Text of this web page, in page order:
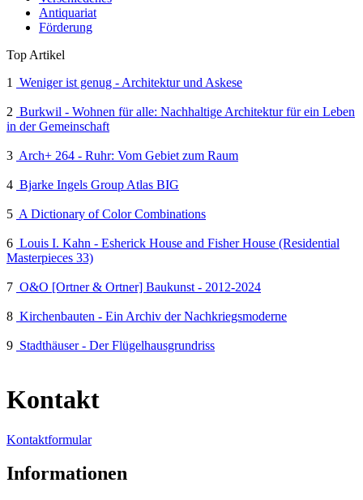
Antiquariat
Förderung
Top Artikel
1
Weniger ist genug - Architektur und Askese
2 Burkwil - Wohnen für alle: Nachhaltige Architektur für ein Leben
in der Gemeinschaft
3 Arch+ 264 - Ruhr: Vom Gebiet zum Raum
4 Bjarke Ingels Group Atlas BIG
5 A Dictionary of Color Combinations
6 Louis I. Kahn - Esherick House and Fisher House (Residential
Masterpieces 33)
7 O&O [Ortner & Ortner] Baukunst - 2012-2024
8 Kirchenbauten - Ein Archiv der Nachkriegsmoderne
9 Stadthäuser - Der Flügelhausgrundriss
Kontakt
Kontaktformular
Informationen